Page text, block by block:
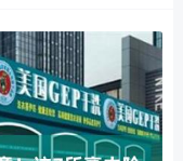
你常看 B 站相机圈或
沧野 C3 M
）5月29日9点42分触